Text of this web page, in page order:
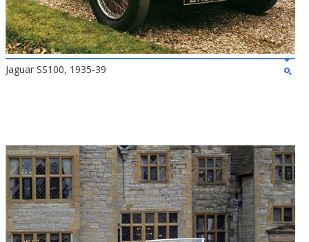
Jaguar SS100, 1935-39